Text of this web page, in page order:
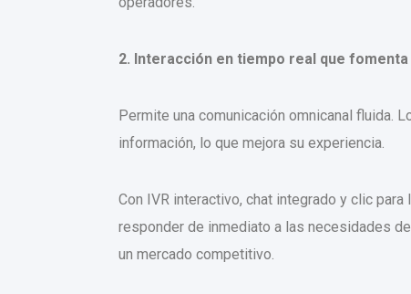
2. Interacción en tiempo real que
Permite una comunicación omnicanal fluida.
información, lo que mejora su experiencia.
Con IVR interactivo, chat integrado y clic
responder de inmediato a las necesidades
un mercado competitivo.